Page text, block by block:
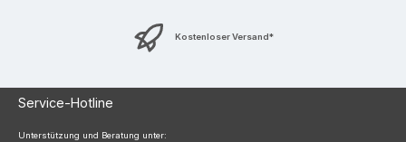
Kostenloser Versand*
Service-Hotline
Unterstützung und Beratung unter: